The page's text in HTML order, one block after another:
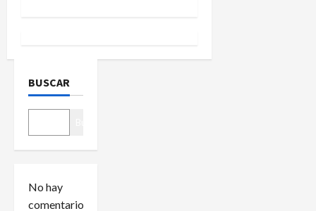
ó
n
d
e
BUSCAR
No hay
comentarios